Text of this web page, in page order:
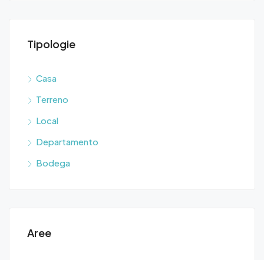
Tipologie
Casa
Terreno
Local
Departamento
Bodega
Aree